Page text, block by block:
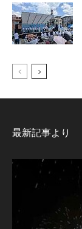
最新記事より